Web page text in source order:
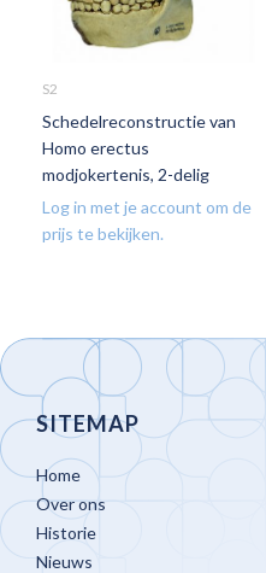
S2
Schedelreconstructie van
Homo erectus
modjokertenis, 2-delig
Log in met je account om de
prijs te bekijken.
SITEMAP
Home
Over ons
Historie
Nieuws